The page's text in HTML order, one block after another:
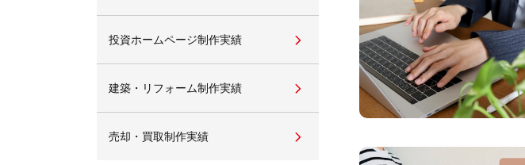
賃貸管理オーナー向け 建築請負・中古リノベ 総合コーポレ
動画配信サイト制作事例
投資ホームページ制作実績
建築・リフォーム制作実績
売却・買取制作実績